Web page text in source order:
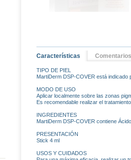
Características
TIPO DE PIEL
MartiDerm DSP-COVER está
MODO DE USO
Aplicar localmente sobre las zonas
Es recomendable realizar el
INGREDIENTES
MartiDerm DSP-COVER contiene
PRESENTACIÓN
Stick 4 ml
USOS Y CUIDADOS